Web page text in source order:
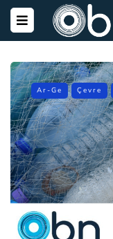
Ar-Ge Çevre